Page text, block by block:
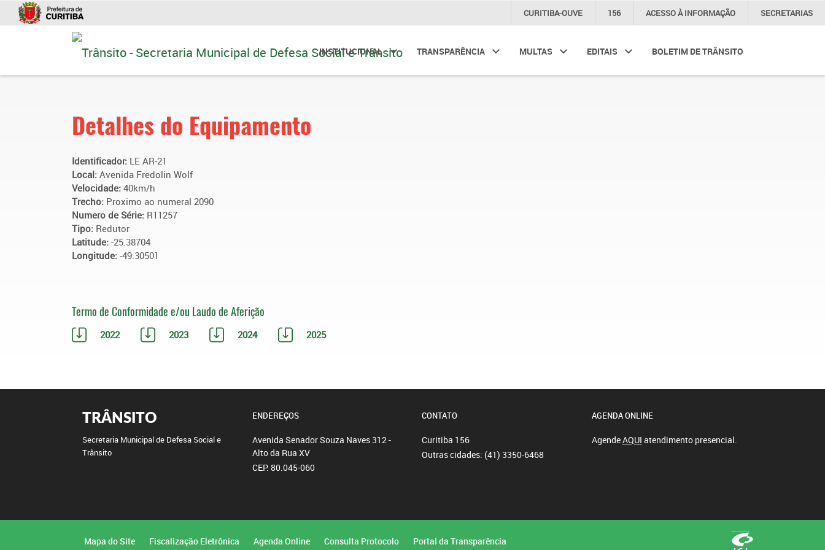
CURITIBA-OUVE 156 ACESSO ÀINFORMAÇÃO SECRETARIAS
INSTITUCIONAL TRANSPARÊNCIA MULTAS EDITAIS BOLETIM DE TRÂNSITO
Detalhes do Equipamento
Identificador: LE AR-21
Local: Avenida Fredolin Wolf
Velocidade: 40km/h
Trecho: Proximo ao numeral 2090
Numero de Série: R11257
Tipo: Redutor
Latitude: -25.38704
Longitude: -49.30501
Termo de Conformidade e/ou Laudo de Aferição
2022 2023 2024 2025
TRÂNSITO
Secretaria Municipal de Defesa Social e
Trânsito
ENDEREÇOS
Avenida Senador Souza Naves 312 -
Alto da Rua XV
CEP: 80.045-060
CONTATO
Curitiba 156
Outras cidades: (41) 3350-6468
AGENDA ONLINE
AgendeAQUI atendimento presencial.
Mapa do Site Fiscalização Eletrônica Agenda Online Consulta Protocolo Portal da Transparência